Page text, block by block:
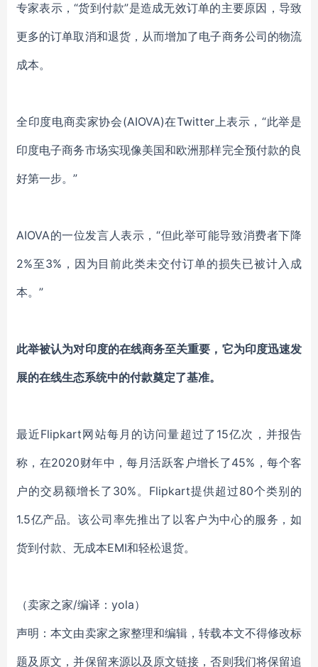
专家表示，“货到付款”是造成无效订单的主要原因，导致
更多的订单取消和退货，从而增加了电子商务公司的物流
成本。
全印度电商卖家协会(AIOVA)在Twitter上表示，“此举是
印度电子商务市场实现像美国和欧洲那样完全预付款的良
好第一步。”
AIOVA的一位发言人表示，“但此举可能导致消费者下降
2%至3%，因为目前此类未交付订单的损失已被计入成
本。”
此举被认为对印度的在线商务至关重要，它为印度迅速发
展的在线生态系统中的付款奠定了基准。
最近Flipkart网站每月的访问量超过了15亿次，并报告
称，在2020财年中，每月活跃客户增长了45%，每个客
户的交易额增长了30%。Flipkart提供超过80个类别的
1.5亿产品。该公司率先推出了以客户为中心的服务，如
货到付款、无成本EMI和轻松退货。
（卖家之家/编译：yola）
声明：本文由卖家之家整理和编辑，转载本文不得修改标
题及原文，并保留来源以及原文链接，否则我们将保留追